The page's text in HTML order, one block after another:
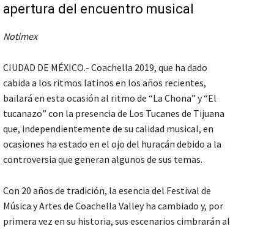
apertura del encuentro musical
Notimex
CIUDAD DE MÉXICO.- Coachella 2019, que ha dado
cabida a los ritmos latinos en los años recientes,
bailará en esta ocasión al ritmo de “La Chona” y “El
tucanazo” con la presencia de Los Tucanes de Tijuana
que, independientemente de su calidad musical, en
ocasiones ha estado en el ojo del huracán debido a la
controversia que generan algunos de sus temas.
Con 20 años de tradición, la esencia del Festival de
Música y Artes de Coachella Valley ha cambiado y, por
primera vez en su historia, sus escenarios cimbrarán al